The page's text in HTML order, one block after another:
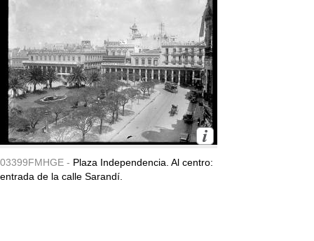
03399FMHGE - Plaza Independencia. Al centro:
entrada de la calle Sarandí.